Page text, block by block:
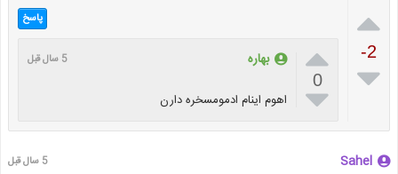

-2

پاسخ

0

بهاره 5 سال قبل
اهوم اینام ادمومسخره دارن
Sahel 5 سال قبل